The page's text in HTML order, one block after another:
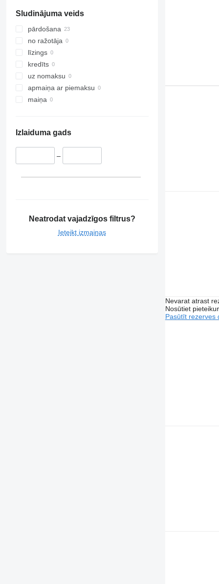
Sludinājuma veids
pārdošana
no ražotāja
līzings
kredīts
uz nomaksu
apmaiņa ar piemaksu
maiņa
Izlaiduma gads
–
Neatrodat vajadzīgos filtrus?
Ieteikt izmaiņas
Nevarat atrast
Nosūtiet
Pasūtīt rezerves